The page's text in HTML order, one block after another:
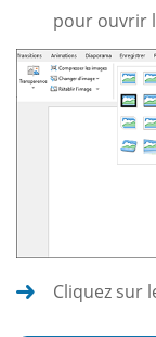
pour ouvrir
Cliquez sur